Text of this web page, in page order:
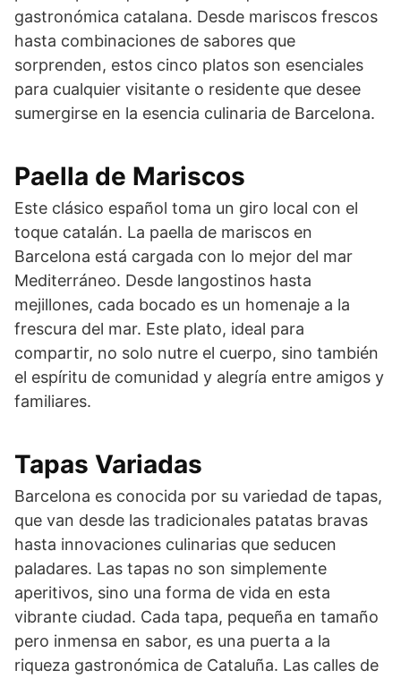
gastronómica catalana. Desde mariscos frescos
hasta combinaciones de sabores que
sorprenden, estos cinco platos son esenciales
para cualquier visitante o residente que desee
sumergirse en la esencia culinaria de Barcelona.
Paella de Mariscos
Este clásico español toma un giro local con el
toque catalán. La paella de mariscos en
Barcelona está cargada con lo mejor del mar
Mediterráneo. Desde langostinos hasta
mejillones, cada bocado es un homenaje a la
frescura del mar. Este plato, ideal para
compartir, no solo nutre el cuerpo, sino también
el espíritu de comunidad y alegría entre amigos y
familiares.
Tapas Variadas
Barcelona es conocida por su variedad de tapas,
que van desde las tradicionales patatas bravas
hasta innovaciones culinarias que seducen
paladares. Las tapas no son simplemente
aperitivos, sino una forma de vida en esta
vibrante ciudad. Cada tapa, pequeña en tamaño
pero inmensa en sabor, es una puerta a la
riqueza gastronómica de Cataluña. Las calles de